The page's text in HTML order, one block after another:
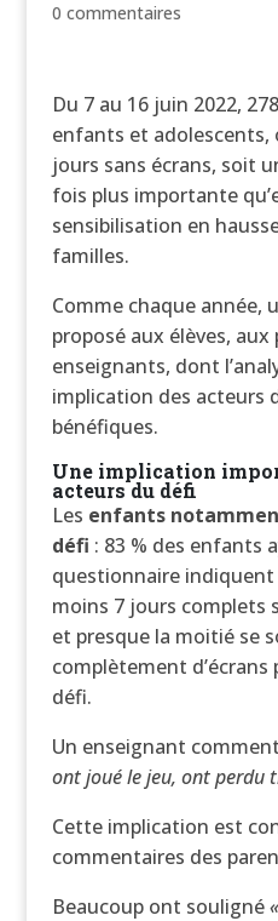
0 commentaires
Du 7 au 16 juin 2022,
enfants et adolescents,
jours sans écrans, soit
fois plus importante
sensibilisation en
familles.
Comme chaque année,
proposé aux élèves,
enseignants, dont
implication des acteurs
bénéfiques.
Une implication
acteurs du défi
Les enfants
défi : 83 % des enfants
questionnaire
moins 7 jours complets
et presque la moitié se
complètement
défi.
Un enseignant
ont joué le jeu, ont perdu
Cette implication est
commentaires des
Beaucoup ont souligné